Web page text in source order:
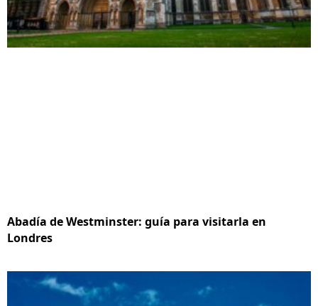
Abadía de Westminster: guía para visitarla en
Londres